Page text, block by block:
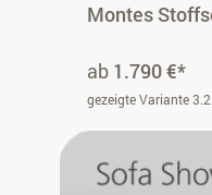
Montes
ab 1.790 €*
gezeigte Variante